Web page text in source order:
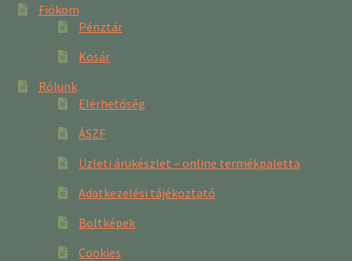
Fiókom
Pénztár
Kosár
Rólunk
Elérhetőség
ÁSZF
Üzleti árukészlet – online termékpaletta
Adatkezelési tájékoztató
Boltképek
Cookies